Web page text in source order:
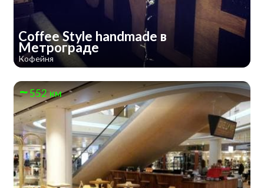
Coffee Style handmade в
Метрограде
Кофейня
552 км